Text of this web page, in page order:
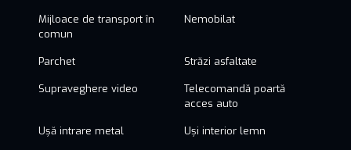
Mijloace de transport în
comun
Nemobilat
Parchet Străzi asfaltate
Supraveghere video
Telecomandă poartă
acces auto
Ușă intrare metal Uși interior lemn